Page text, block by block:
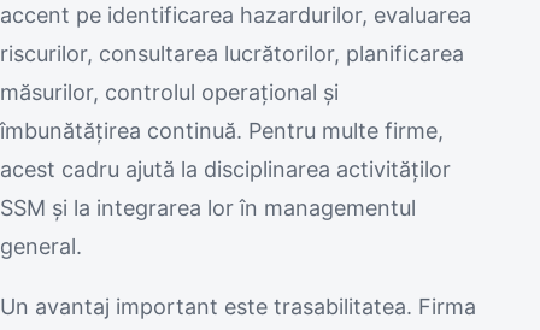
accent pe identificarea hazardurilor, evaluarea
riscurilor, consultarea lucrătorilor, planificarea
măsurilor, controlul operațional și
îmbunătățirea continuă. Pentru multe firme,
acest cadru ajută la disciplinarea activităților
SSM și la integrarea lor în managementul
general.
Un avantaj important este trasabilitatea. Firma